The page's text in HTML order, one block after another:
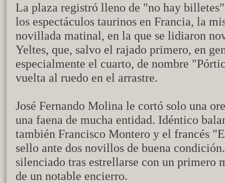
La plaza registró lleno de "no hay
los espectáculos taurinos en Francia, la
novillada matinal, en la que se lidiaron
Yeltes, que, salvo el rajado primero, en
especialmente el cuarto, de nombre
vuelta al ruedo en el arrastre.
José Fernando Molina le cortó solo una
una faena de mucha entidad. Idéntico
también Francisco Montero y el francés
sello ante dos novillos de buena
silenciado tras estrellarse con un primero
de un notable encierro.